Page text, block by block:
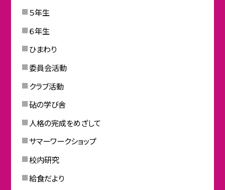
５年生
６年生
ひまわり
委員会活動
クラブ活動
砧の学び舎
人格の完成をめざして
サマーワークショップ
校内研究
給食だより